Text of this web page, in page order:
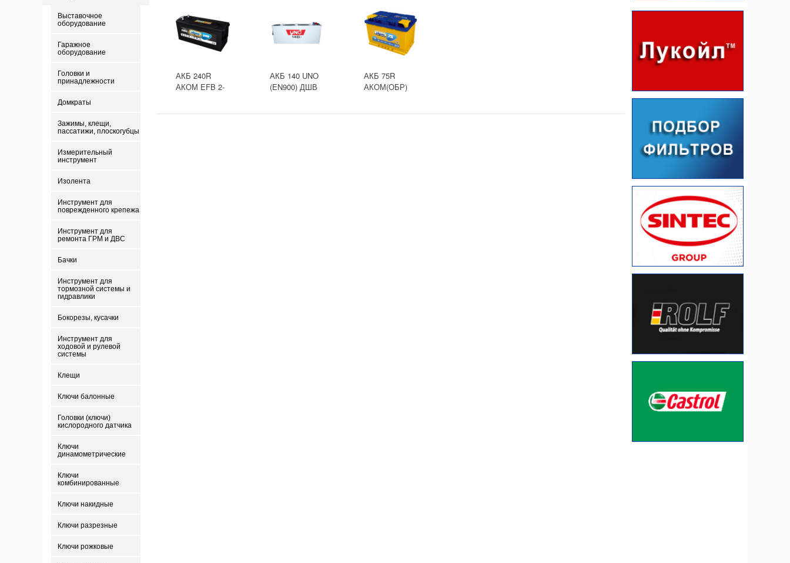
Выставочное
оборудование
Гаражное
оборудование
Головки и
принадлежности
Домкраты
Зажимы, клещи,
пассатижи, плоскогубцы
Измерительный
инструмент
Изолента
Инструмент для
поврежденного крепежа
Инструмент для
ремонта ГРМ и ДВС
Бачки
Инструмент для
тормозной системы и
гидравлики
Бокорезы, кусачки
Инструмент для
ходовой и рулевой
системы
Клещи
Ключи балонные
Головки (ключи)
кислородного датчика
Ключи
динамометрические
Ключи
комбинированные
Ключи накидные
Ключи разрезные
Ключи рожковые
АКБ 240R
АКОМ EFB 2-
АКБ 140 UNO
(EN900) ДШВ
АКБ 75R
АКОМ(ОБР)